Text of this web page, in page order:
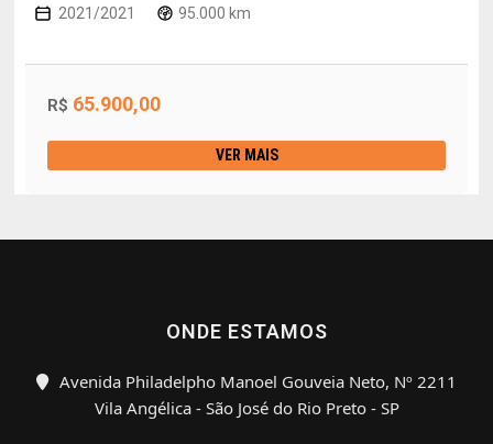
2021/2021 95.000 km
R$ 65.900,00
VER MAIS
ONDE ESTAMOS
Avenida Philadelpho Manoel Gouveia Neto, Nº 2211
Vila Angélica - São José do Rio Preto - SP